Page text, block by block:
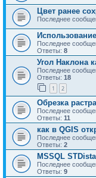
Цвет ранее
Последнее
Последнее
Ответы: 8
Угол Наклона
Последнее
Ответы: 18
1 2
Обрезка растра
Последнее
Ответы: 11
как в QGIS
Последнее
Ответы: 2
MSSQL
Последнее
Ответы: 9